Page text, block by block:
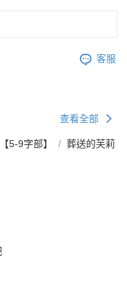
客服
查看全部
【5-9字部】
葬送的芙莉